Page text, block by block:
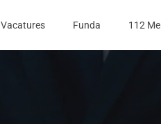
Vacatures Funda 112